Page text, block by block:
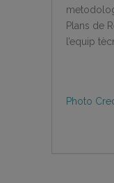
Plans de
l’equip
Photo